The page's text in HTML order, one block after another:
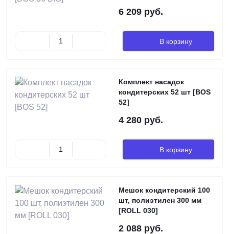
6 209 руб.
В корзину
Комплект насадок
кондитерских 52 шт [BOS
52]
4 280 руб.
В корзину
Мешок кондитерский 100
шт, полиэтилен 300 мм
[ROLL 030]
2 088 руб.